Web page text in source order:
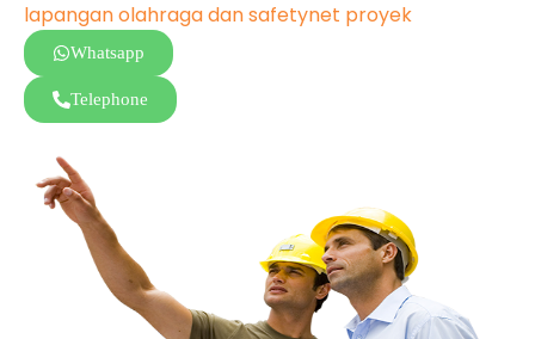
lapangan olahraga dan safetynet proyek
Whatsapp
Telephone